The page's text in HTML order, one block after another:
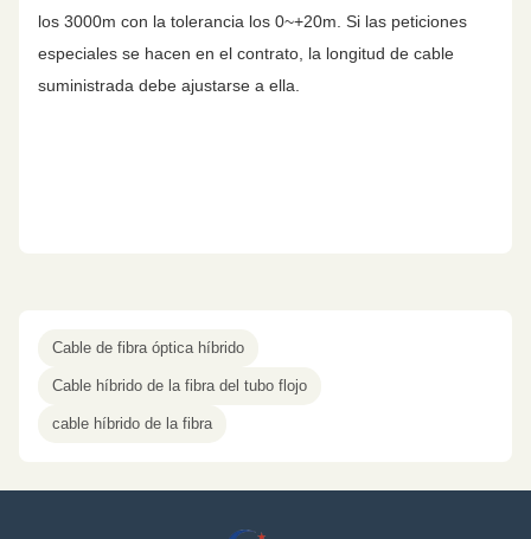
los 3000m con la tolerancia los 0~+20m. Si las peticiones
especiales se hacen en el contrato, la longitud de cable
suministrada debe ajustarse a ella.
Cable de fibra óptica híbrido
Cable híbrido de la fibra del tubo flojo
cable híbrido de la fibra